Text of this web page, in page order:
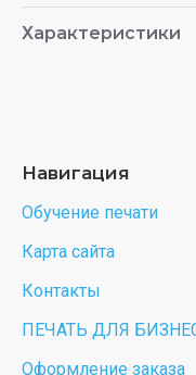
Характеристики
Навигация
Обучение печати
Карта сайта
Контакты
ПЕЧАТЬ ДЛЯ
Оформление заказа